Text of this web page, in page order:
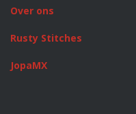
Over ons
Rusty Stitches
JopaMX